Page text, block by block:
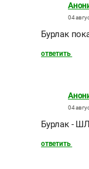
04
Бурлак
ответить
04
Бурлак -
ответить